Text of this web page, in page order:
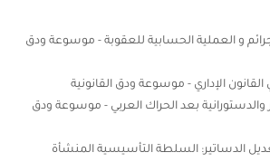
و العملية الحسابية للعقوبة - موسوعة ودق
الإداري - موسوعة ودق القانونية
والدستورانية بعد الحراك العربي - موسوعة ودق
الدساتير: السلطة التأسيسية المنشأة